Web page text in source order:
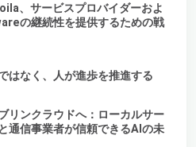
、サービスプロバイダーおよ
の継続性を提供するための戦
はなく、人が進歩を推進する
リンクラウドへ：ローカルサー
通信事業者が信頼できるAIの未